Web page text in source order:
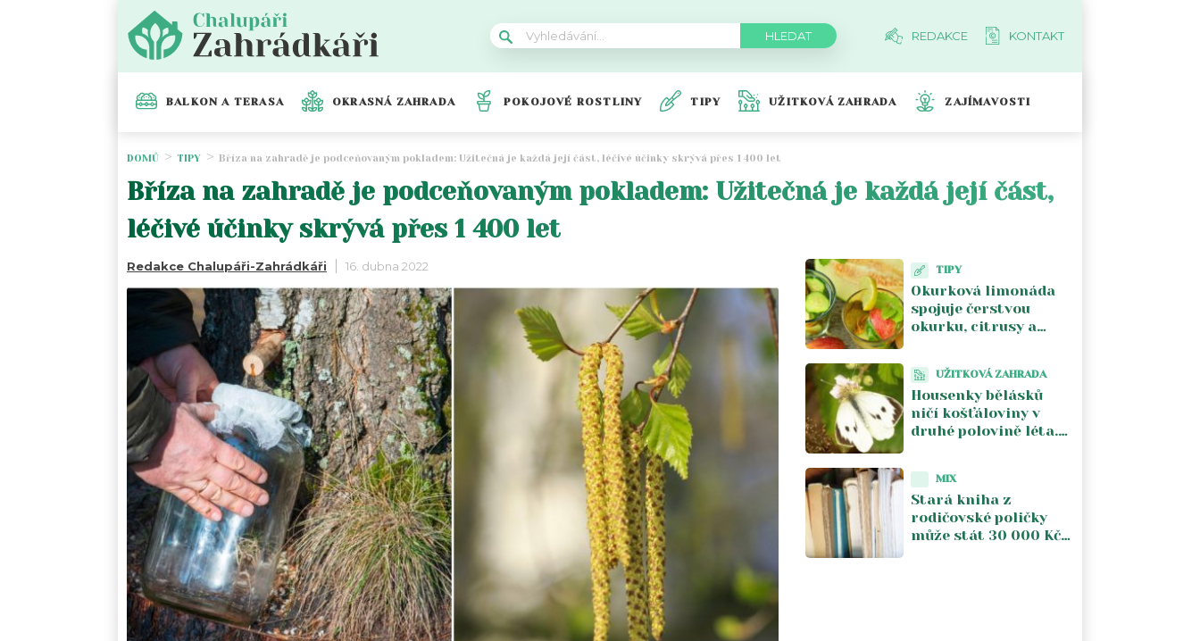
REDAKCE KONTAKT
BALKON A TERASA OKRASNÁ ZAHRADA POKOJOVÉ ROSTLINY TIPY UŽITKOVÁ ZAHRADA ZAJÍMAVOSTI
DOMŮ TIPY Bříza na zahradě je podceňovaným pokladem: Užitečná je každá její část, léčivé účinky skrývá přes 1 400 let
Bříza na zahradě je podceňovaným pokladem: Užitečná je každá její část,
léčivé účinky skrývá přes 1 400 let
Redakce Chalupáři-Zahrádkáři 16. dubna 2022 TIPY
Okurková limonáda
spojuje čerstvou
okurku, citrusy a
UŽITKOVÁ ZAHRADA
Housenky bělásků
ničí košťáloviny v
druhé polovině léta.
MIX
Stará kniha z
rodičovské poličky
může stát 30 000 Kč.